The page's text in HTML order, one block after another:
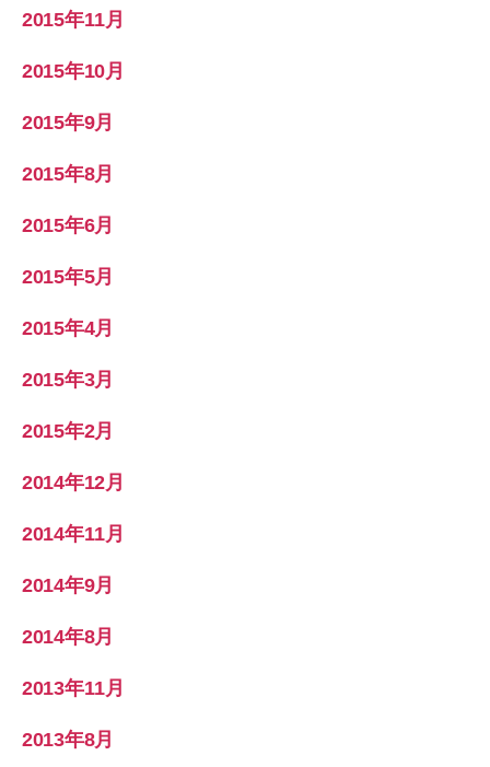
2015年11月
2015年10月
2015年9月
2015年8月
2015年6月
2015年5月
2015年4月
2015年3月
2015年2月
2014年12月
2014年11月
2014年9月
2014年8月
2013年11月
2013年8月